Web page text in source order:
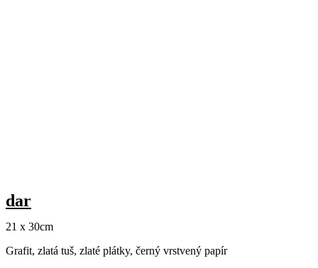
dar
21 x 30cm
Grafit, zlatá tuš, zlaté plátky, černý vrstvený papír